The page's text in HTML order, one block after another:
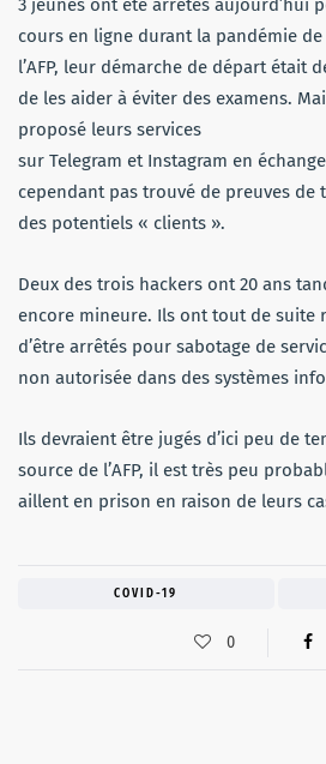
3 jeunes ont été arrêtés aujourd’hui
cours en ligne durant la pandémie de
l’AFP, leur démarche de départ était
de les aider à éviter des examens.
proposé leurs services
sur Telegram et Instagram en
cependant pas trouvé de preuves de
des potentiels « clients ».
Deux des trois hackers ont 20 ans
encore mineure. Ils ont tout de suite
d’être arrêtés pour sabotage de
non autorisée dans des systèmes
Ils devraient être jugés d’ici peu de
source de l’AFP, il est très peu
aillent en prison en raison de leurs
COVID-19
0